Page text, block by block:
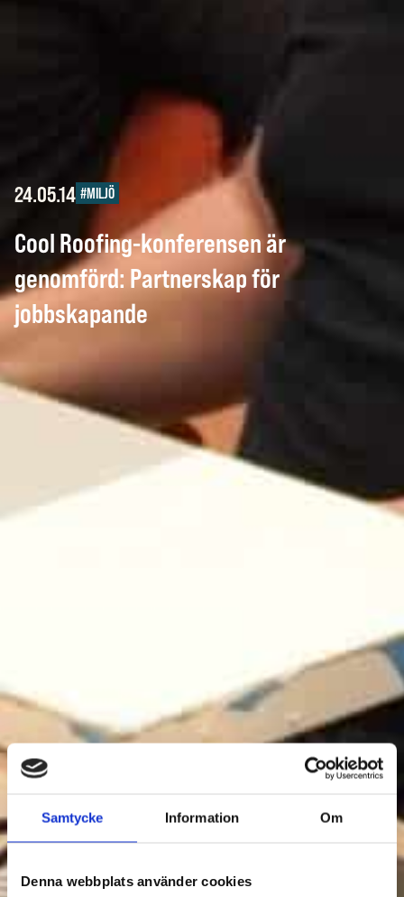
Samtycke Information Om
Denna webbplats använder cookies
24.05.14 #MILJÖ
Cool Roofing-konferensen är
genomförd: Partnerskap för
jobbskapande